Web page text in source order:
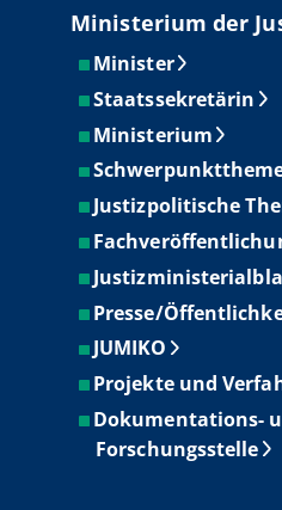
Ministerium der
Minister
Staatssekretärin
Ministerium
Justizpolitische
Presse/
JUMIKO
Projekte und
Dokumentations-
Forschungsstelle